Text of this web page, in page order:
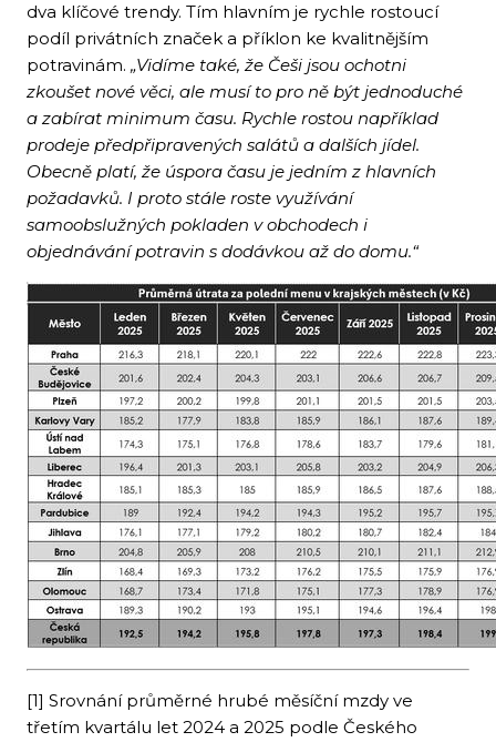
dva klíčové trendy. Tím hlavním je rychle rostoucí
podíl privátních značek a příklon ke kvalitnějším
potravinám. „Vidíme také, že Češi jsou ochotni
zkoušet nové věci, ale musí to pro ně být jednoduché
a zabírat minimum času. Rychle rostou například
prodeje předpřipravených salátů a dalších jídel.
Obecně platí, že úspora času je jedním z hlavních
požadavků. I proto stále roste využívání
samoobslužných pokladen v obchodech i
objednávání potravin s dodávkou až do domu.“
[1] Srovnání průměrné hrubé měsíční mzdy ve
třetím kvartálu let 2024 a 2025 podle Českého